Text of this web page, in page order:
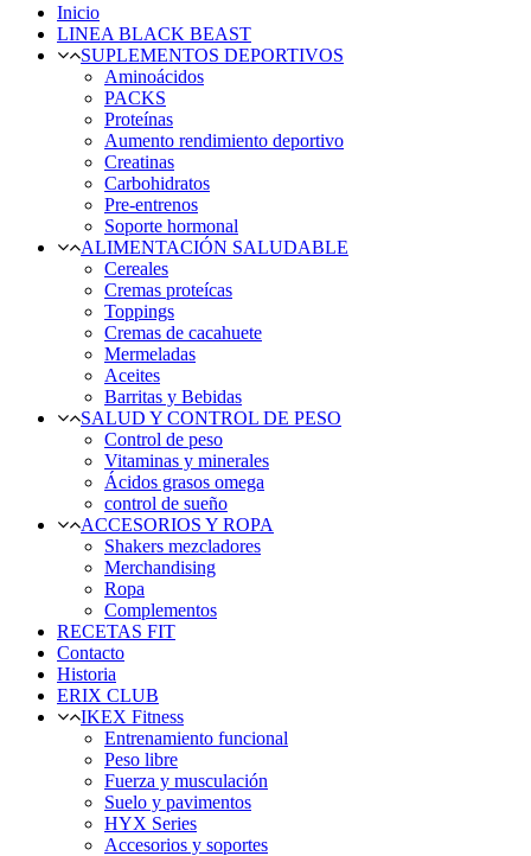
Inicio
LINEA BLACK BEAST
SUPLEMENTOS DEPORTIVOS
Aminoácidos
PACKS
Proteínas
Aumento rendimiento deportivo
Creatinas
Carbohidratos
Pre-entrenos
Soporte hormonal
ALIMENTACIÓN SALUDABLE
Cereales
Cremas proteícas
Toppings
Cremas de cacahuete
Mermeladas
Aceites
Barritas y Bebidas
SALUD Y CONTROL DE PESO
Control de peso
Vitaminas y minerales
Ácidos grasos omega
control de sueño
ACCESORIOS Y ROPA
Shakers mezcladores
Merchandising
Ropa
Complementos
RECETAS FIT
Contacto
Historia
ERIX CLUB
IKEX Fitness
Entrenamiento funcional
Peso libre
Fuerza y musculación
Suelo y pavimentos
HYX Series
Accesorios y soportes